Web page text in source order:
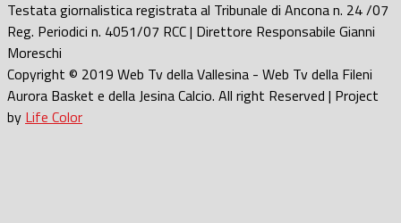
Testata giornalistica registrata al Tribunale di Ancona n. 24 /07
Reg. Periodici n. 4051/07 RCC | Direttore Responsabile Gianni
Moreschi
Copyright © 2019 Web Tv della Vallesina - Web Tv della Fileni
Aurora Basket e della Jesina Calcio. All right Reserved | Project
by Life Color